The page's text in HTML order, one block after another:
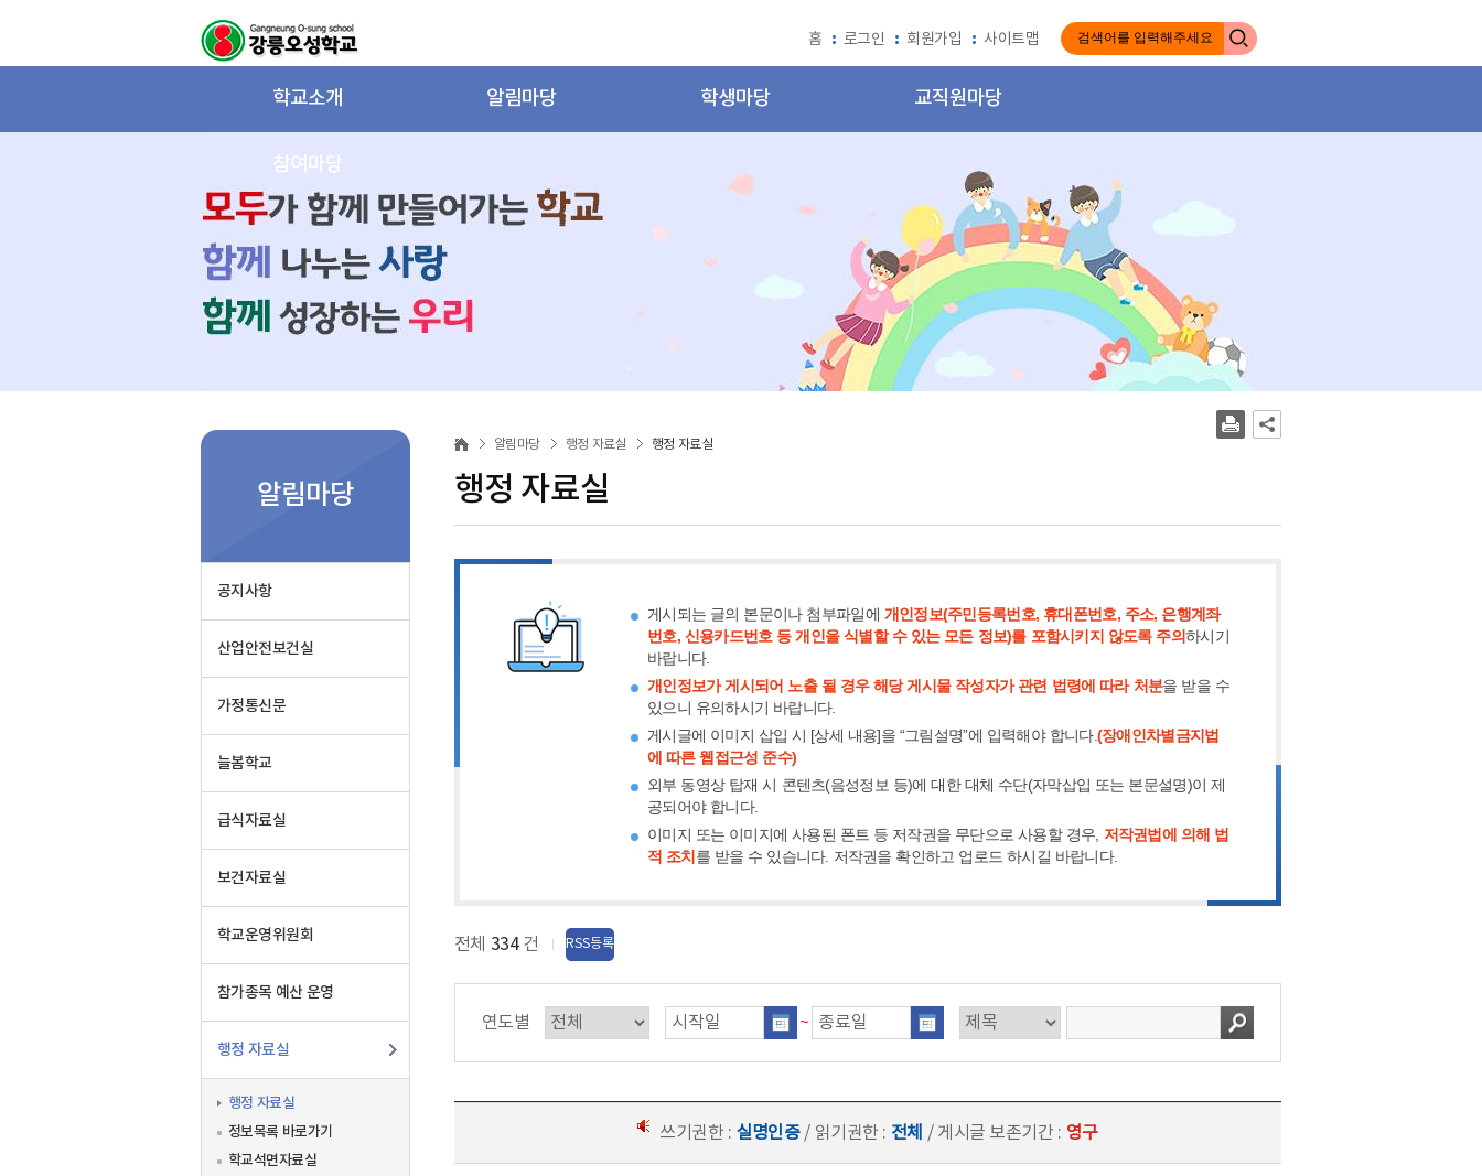
홈 로그인 회원가입 사이트맵
학교소개 알림마당 학생마당 교직원마당
참여마당
알림마당
공지사항
산업안전보건실
가정통신문
늘봄학교
급식자료실
보건자료실
학교운영위원회
참가종목 예산 운영
행정 자료실
행정 자료실
정보목록 바로가기
학교석면자료실
자
료
실
알림마당 행정 자료실 행정 자료실
행정 자료실
게시되는 글의 본문이나 첨부파일에 개인정보(주민등록번호, 휴대폰번호, 주소, 은행계좌
번호, 신용카드번호 등 개인을 식별할 수 있는 모든 정보)를 포함시키지 않도록 주의하시기
바랍니다.
개인정보가 게시되어 노출 될 경우 해당 게시물 작성자가 관련 법령에 따라 처분을 받을 수
있으니 유의하시기 바랍니다.
게시글에 이미지 삽입 시 [상세 내용]을 “그림설명”에 입력해야 합니다.(장애인차별금지법
에 따른 웹접근성 준수)
외부 동영상 탑재 시 콘텐츠(음성정보 등)에 대한 대체 수단(자막삽입 또는 본문설명)이 제
공되어야 합니다.
이미지 또는 이미지에 사용된 폰트 등 저작권을 무단으로 사용할 경우, 저작권법에 의해 법
적 조치 를 받을 수 있습니다. 저작권을 확인하고 업로드 하시길 바랍니다.
전체 334 건 RSS등록
연도별 ~
쓰기권한 : 실명인증/ 읽기권한 : 전체 / 게시글 보존기간 : 영구